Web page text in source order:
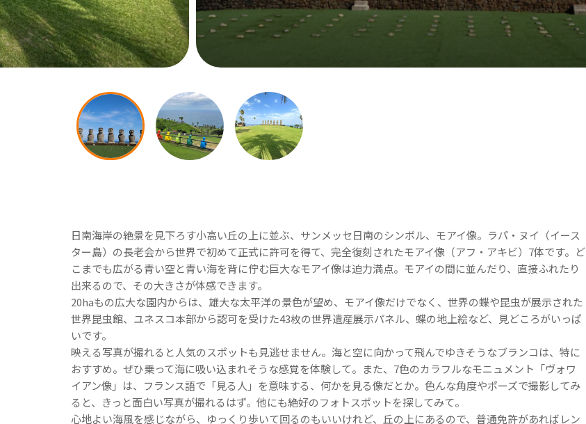
日南海岸の絶景を見下ろす小高い丘の上に並ぶ、サンメッセ日南のシンボル、モアイ像。ラパ・ヌイ（イース
ター島）の長老会から世界で初めて正式に許可を得て、完全復刻されたモアイ像（アフ・アキビ）7体です。ど
こまでも広がる青い空と青い海を背に佇む巨大なモアイ像は迫力満点。モアイの間に並んだり、直接ふれたり
出来るので、その大きさが体感できます。
20haもの広大な園内からは、雄大な太平洋の景色が望め、モアイ像だけでなく、世界の蝶や昆虫が展示された
世界昆虫館、ユネスコ本部から認可を受けた43枚の世界遺産展示パネル、蝶の地上絵など、見どころがいっぱ
いです。
映える写真が撮れると人気のスポットも見逃せません。海と空に向かって飛んでゆきそうなブランコは、特に
おすすめ。ぜひ乗って海に吸い込まれそうな感覚を体験して。また、7色のカラフルなモニュメント「ヴォワ
イアン像」は、フランス語で「見る人」を意味する、何かを見る像だとか。色んな角度やポーズで撮影してみ
ると、きっと面白い写真が撮れるはず。他にも絶好のフォトスポットを探してみて。
心地よい海風を感じながら、ゆっくり歩いて回るのもいいけれど、丘の上にあるので、普通免許があればレン